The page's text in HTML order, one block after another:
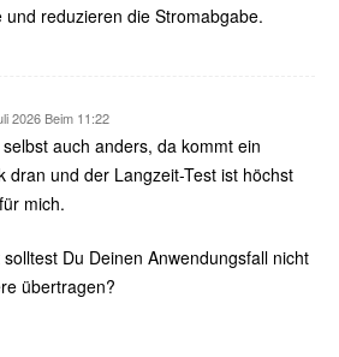
und reduzieren die Stromabgabe.
2026 Beim 11:22
auch anders, da kommt ein
dran und der Langzeit-Test ist höchst
mich.
solltest Du Deinen Anwendungsfall nicht
übertragen?